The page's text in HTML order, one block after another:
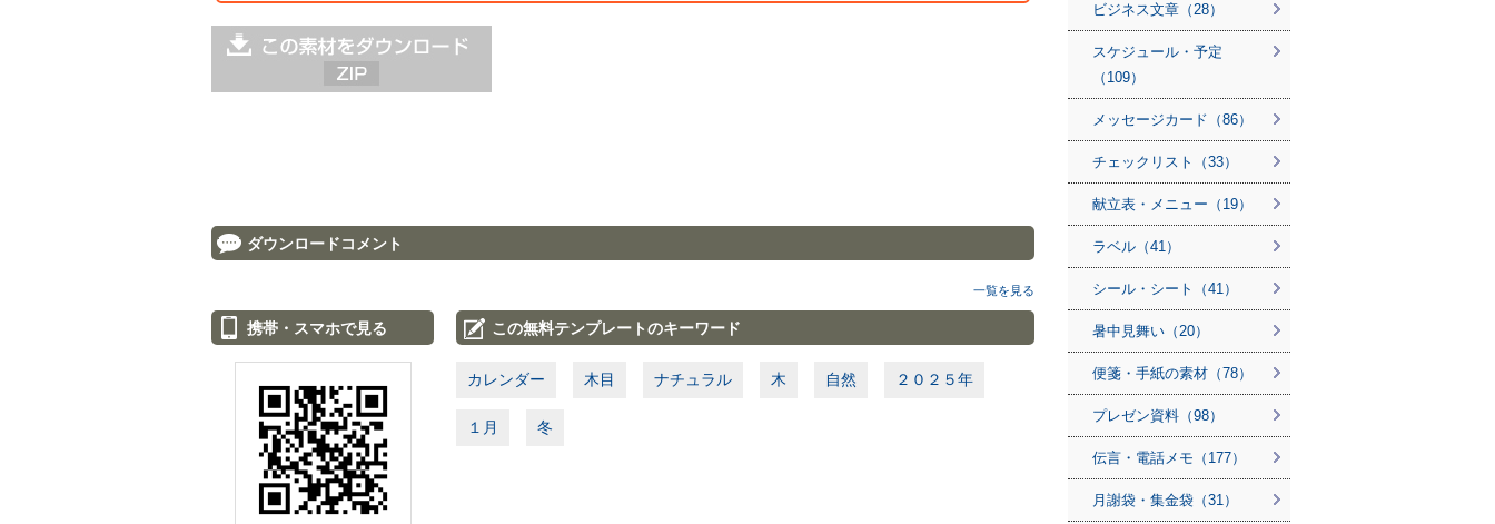
ダウンロードコメント
一覧を見る
携帯・スマホで見る この無料テンプレートのキーワード
カレンダー 木目 ナチュラル 木 自然 ２０２５年
１月 冬
ビジネス文章（28）
スケジュール・予定
（109）
メッセージカード（86）
チェックリスト（33）
献立表・メニュー（19）
ラベル（41）
シール・シート（41）
暑中見舞い（20）
便箋・手紙の素材（78）
プレゼン資料（98）
伝言・電話メモ（177）
月謝袋・集金袋（31）